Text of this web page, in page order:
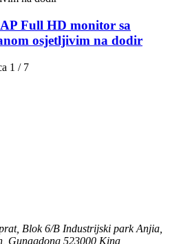
Full HD monitor sa
osjetljivim na dodir
1 / 7
Blok 6/B Industrijski park Anjia,
Gunagdong 523000 Kina